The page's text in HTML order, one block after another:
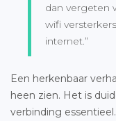
dan vergeten
wifi
internet.”
Een herkenbaar
heen zien. Het is
verbinding